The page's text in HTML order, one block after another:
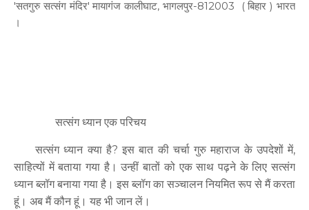
'सतगुरु सत्संग मंदिर' मायागंज कालीघाट, भागलपुर-812003 ( बिहार ) भारत
।
सत्संग ध्यान एक परिचय
सत्संग ध्यान क्या है? इस बात की चर्चा गुरु महाराज के उपदेशों में,
साहित्यों में बताया गया है। उन्हीं बातों को एक साथ पढ़ने के लिए सत्संग
ध्यान ब्लॉग बनाया गया है। इस ब्लॉग का सञ्चालन नियमित रूप से मैं करता
हूं। अब मैं कौन हूं। यह भी जान लें।